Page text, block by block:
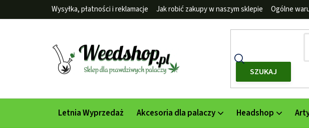
Wysyłka, płatności i reklamacje Jak robić zakupy w naszym sklepie Ogólne
SZUKAJ
Letnia Wyprzedaż Akcesoria dla palaczy Headshop